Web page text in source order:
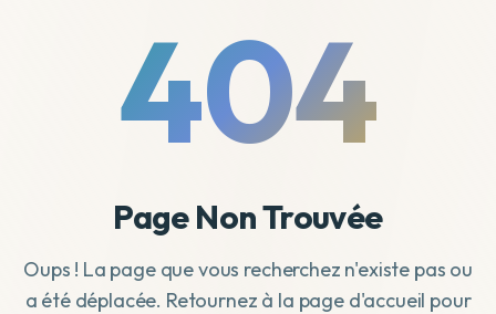
404
Page Non Trouvée
Oups ! La page que vous recherchez n'existe pas ou
a été déplacée. Retournez à la page d'accueil pour